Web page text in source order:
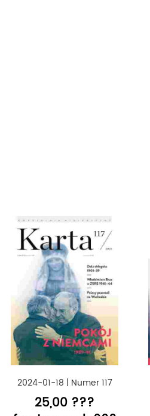
2024-01-18 | Numer 117
25,00 ???